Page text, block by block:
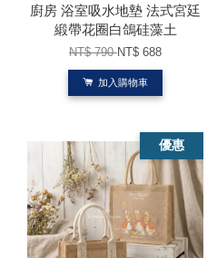
廚房 浴室吸水地墊 法式宮廷
緞帶花圈白鴿硅藻土
NT$ 790NT$ 688
加入購物車
優惠